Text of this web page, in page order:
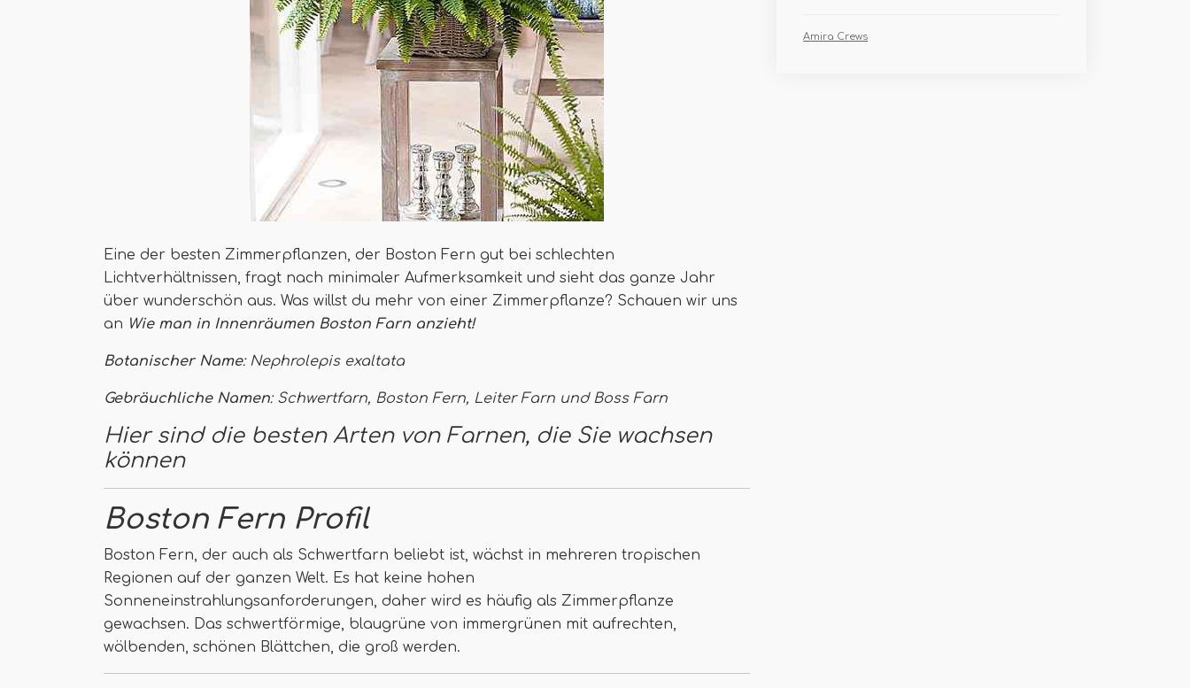
Eine der besten Zimmerpflanzen, der Boston Fern gut bei schlechten
Lichtverhältnissen, fragt nach minimaler Aufmerksamkeit und sieht das ganze Jahr
über wunderschön aus. Was willst du mehr von einer Zimmerpflanze? Schauen wir uns
an Wie man in Innenräumen Boston Farn anzieht!
Botanischer Name: Nephrolepis exaltata
Gebräuchliche Namen: Schwertfarn, Boston Fern, Leiter Farn und Boss Farn
Hier sind die besten Arten von Farnen, die Sie wachsen
können
Boston Fern Profil
Boston Fern, der auch als Schwertfarn beliebt ist, wächst in mehreren tropischen
Regionen auf der ganzen Welt. Es hat keine hohen
Sonneneinstrahlungsanforderungen, daher wird es häufig als Zimmerpflanze
gewachsen. Das schwertförmige, blaugrüne von immergrünen mit aufrechten,
wölbenden, schönen Blättchen, die groß werden.
Amira Crews